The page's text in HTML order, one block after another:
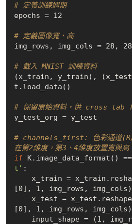
# 定義訓練週期
epochs = 12
# 定義圖像寬、高
img_rows, img_cols = 28, 28
# 載入 MNIST 訓練資料
(x_train, y_train),
t.load_data()
# 保留原始資料，供 cross
y_test_org = y_test
# channels_first: 色彩通道(R/
在第2維度，第3、4維度放置寬與高
if K.image_data_format() ==
t' :
[0], 1, img_rows, img_cols)
[0], 1, img_rows, img_cols)